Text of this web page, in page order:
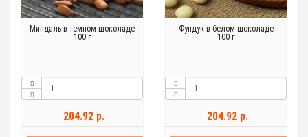
Миндаль в темном шоколаде
100 г
204.92 р.
Фундук в белом шоколаде
100 г
204.92 р.